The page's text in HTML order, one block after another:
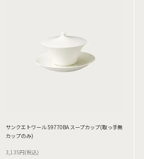
サンクエトワール 59770BA スープカップ(取っ手無
カップのみ)
3,135円(税込)